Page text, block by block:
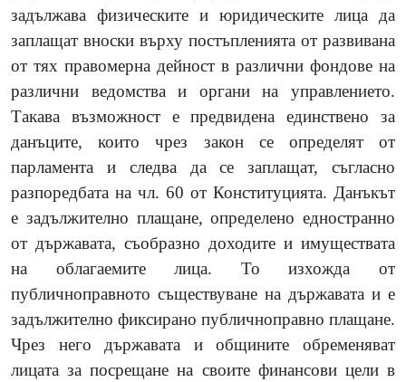
задължава физическите и юридическите лица да
заплащат вноски върху постъпленията от развивана
от тях правомерна дейност в различни фондове на
различни ведомства и органи на управлението.
Такава възможност е предвидена единствено за
данъците, които чрез закон се определят от
парламента и следва да се заплащат, съгласно
разпоредбата на чл. 60 от Конституцията. Данъкът
е задължително плащане, определено едностранно
от държавата, съобразно доходите и имуществата
на облагаемите лица. То изхожда от
публичноправното съществуване на държавата и е
задължително фиксирано публичноправно плащане.
Чрез него държавата и общините обременяват
лицата за посрещане на своите финансови цели в